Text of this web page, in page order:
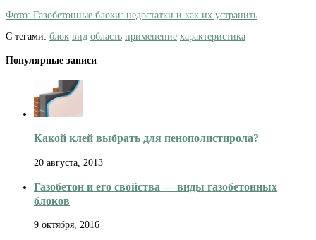
Фото: Газобетонные блоки: недостатки и как их устранить
С тегами: блок вид область применение характеристика
Популярные записи
Какой клей выбрать для пенополистирола?
20 августа, 2013
Газобетон и его свойства — виды газобетонных
блоков
9 октября, 2016